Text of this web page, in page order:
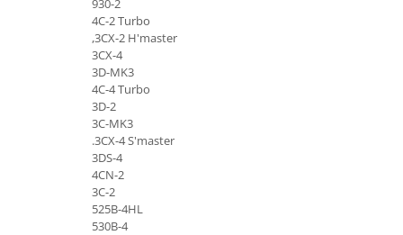
Senzor presiune ulei
Senzori temperatura ulei
Senzori suprasarcina
Senzori proximitate
Senzori de viteza
Senzori stabilizare
Senzori de viraj
Senzori de inclinatie
Senzor temperatura apa
Piese Dynapack
Piese Compair
Piese Case Construction
Piese Case Poclain
930-2
4C-2 Turbo
,3CX-2 H'master
3CX-4
3D-MK3
4C-4 Turbo
3D-2
3C-MK3
.3CX-4 S'master
3DS-4
4CN-2
3C-2
525B-4HL
530B-4